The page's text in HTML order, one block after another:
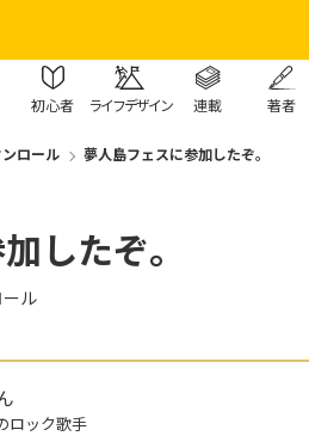
初心者 ライフデザイン 連載 著者
ロール 夢人島フェスに参加したぞ。
したぞ。
ル
ロック歌手